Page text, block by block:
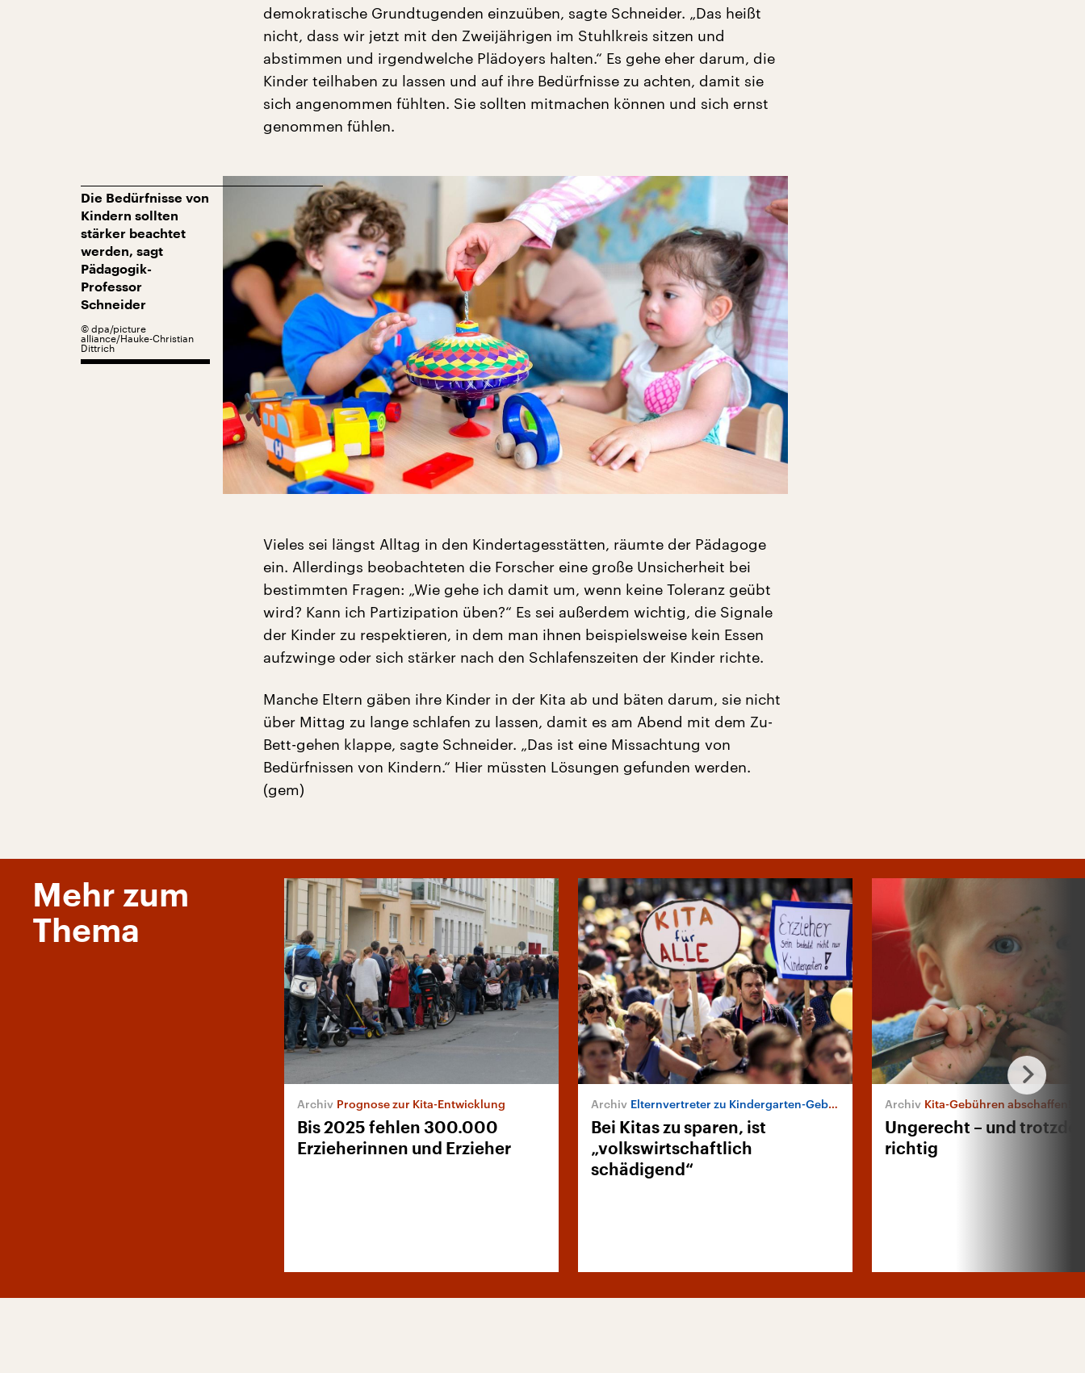
demokratische Grundtugenden einzuüben, sagte Schneider. „Das heißt
nicht, dass wir jetzt mit den Zweijährigen im Stuhlkreis sitzen und
abstimmen und irgendwelche Plädoyers halten.“ Es gehe eher darum, die
Kinder teilhaben zu lassen und auf ihre Bedürfnisse zu achten, damit sie
sich angenommen fühlten. Sie sollten mitmachen können und sich ernst
genommen fühlen.
Die Bedürfnisse von
Kindern sollten
stärker beachtet
werden, sagt
Pädagogik-
Professor
Schneider
© dpa/picture
alliance/Hauke-Christian
Dittrich
Vieles sei längst Alltag in den Kindertagesstätten, räumte der Pädagoge
ein. Allerdings beobachteten die Forscher eine große Unsicherheit bei
bestimmten Fragen: „Wie gehe ich damit um, wenn keine Toleranz geübt
wird? Kann ich Partizipation üben?“ Es sei außerdem wichtig, die Signale
der Kinder zu respektieren, in dem man ihnen beispielsweise kein Essen
aufzwinge oder sich stärker nach den Schlafenszeiten der Kinder richte.
Manche Eltern gäben ihre Kinder in der Kita ab und bäten darum, sie nicht
über Mittag zu lange schlafen zu lassen, damit es am Abend mit dem Zu-
Bett-gehen klappe, sagte Schneider. „Das ist eine Missachtung von
Bedürfnissen von Kindern.“ Hier müssten Lösungen gefunden werden.
(gem)
Mehr zum
Thema
Prognose zur Kita-Entwicklung
Bis 2025 fehlen 300.000
Erzieherinnen und Erzieher
Elternvertreter zu Kindergarten-Gebühren
Bei Kitas zu sparen, ist
„volkswirtschaftlich
schädigend“
Kita-Gebühren abschaffen!
Ungerecht – und
richtig